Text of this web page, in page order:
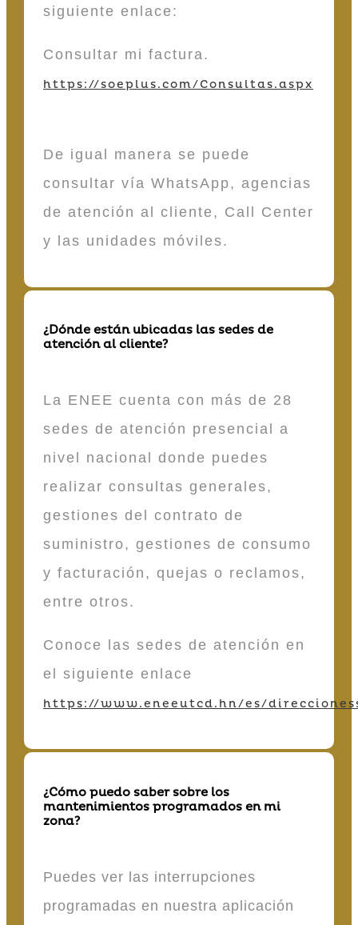
siguiente enlace:
Consultar mi factura.
https://soeplus.com/Consultas.aspx
De igual manera se puede
consultar vía WhatsApp, agencias
de atención al cliente, Call Center
y las unidades móviles.
¿Dónde están ubicadas las sedes de
atención al cliente?
La ENEE cuenta con más de 28
sedes de atención presencial a
nivel nacional donde puedes
realizar consultas generales,
gestiones del contrato de
suministro, gestiones de consumo
y facturación, quejas o reclamos,
entre otros.
Conoce las sedes de atención en
el siguiente enlace
https://www.eneeutcd.hn/es/
¿Cómo puedo saber sobre los
mantenimientos programados en mi
zona?
Puedes ver las interrupciones
programadas en nuestra aplicación